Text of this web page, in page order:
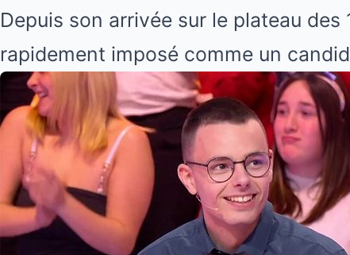
Depuis son arrivée sur le plateau des
rapidement imposé comme un